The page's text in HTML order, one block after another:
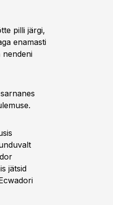
pilli järgi,
enamasti
nendeni
jätsid